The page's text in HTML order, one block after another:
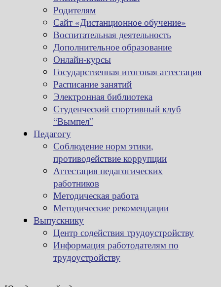
Родителям
Сайт «Дистанционное обучение»
Воспитательная деятельность
Дополнительное образование
Онлайн-курсы
Государственная итоговая аттестация
Расписание занятий
Электронная библиотека
Студенческий спортивный клуб
“Вымпел”
Педагогу
Соблюдение норм этики,
противодействие коррупции
Аттестация педагогических
работников
Методическая работа
Методические рекомендации
Выпускнику
Центр содействия трудоустройству
Информация работодателям по
трудоустройству